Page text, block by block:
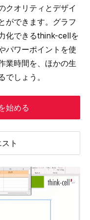
クオリティとデザイ
ができます。グラフ
化できるthink-cellを
パワーポイントを使
業時間を、ほかの生
しょう。
始める
ト